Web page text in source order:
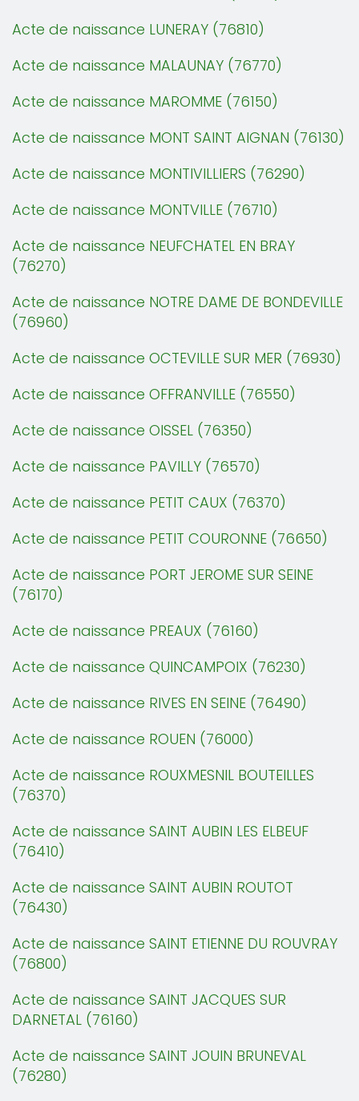
Acte de naissance LUNERAY (76810)
Acte de naissance MALAUNAY (76770)
Acte de naissance MAROMME (76150)
Acte de naissance MONT SAINT AIGNAN (76130)
Acte de naissance MONTIVILLIERS (76290)
Acte de naissance MONTVILLE (76710)
Acte de naissance NEUFCHATEL EN BRAY
(76270)
Acte de naissance NOTRE DAME DE BONDEVILLE
(76960)
Acte de naissance OCTEVILLE SUR MER (76930)
Acte de naissance OFFRANVILLE (76550)
Acte de naissance OISSEL (76350)
Acte de naissance PAVILLY (76570)
Acte de naissance PETIT CAUX (76370)
Acte de naissance PETIT COURONNE (76650)
Acte de naissance PORT JEROME SUR SEINE
(76170)
Acte de naissance PREAUX (76160)
Acte de naissance QUINCAMPOIX (76230)
Acte de naissance RIVES EN SEINE (76490)
Acte de naissance ROUEN (76000)
Acte de naissance ROUXMESNIL BOUTEILLES
(76370)
Acte de naissance SAINT AUBIN LES ELBEUF
(76410)
Acte de naissance SAINT AUBIN ROUTOT
(76430)
Acte de naissance SAINT ETIENNE DU ROUVRAY
(76800)
Acte de naissance SAINT JACQUES SUR
DARNETAL (76160)
Acte de naissance SAINT JOUIN BRUNEVAL
(76280)